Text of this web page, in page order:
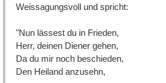
Weissagungsvoll und spricht:
"Nun lässest du in Frieden,
Herr, deinen Diener gehen,
Da du mir noch beschieden,
Den Heiland anzusehn,